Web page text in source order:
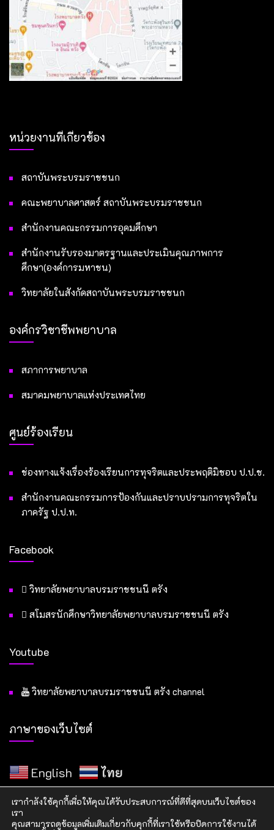
หน่วยงานที่เกี่ยวข้อง
สถาบันพระบรมราชชนก
คณะพยาบาลศาสตร์ สถาบันพระบรมราชชนก
สำนักงานคณะกรรมการอุดมศึกษา
สำนักงานรับรองมาตรฐานและประเมินคุณภาพการ
ศึกษา(องค์การมหาชน)
วิทยาลัยในสังกัดสถาบันพระบรมราชชนก
องค์กรวิชาชีพพยาบาล
สภาการพยาบาล
สมาคมพยาบาลแห่งประเทศไทย
ศูนย์ร้องเรียน
ช่องทางแจ้งเรื่องร้องเรียนการทุจริตและประพฤติมิชอบ ป.ป.ช.
สำนักงานคณะกรรมการป้องกันและปราบปรามการทุจริตใน
ภาครัฐ ป.ป.ท.
Facebook
วิทยาลัยพยาบาลบรมราชชนนี ตรัง
สโมสรนักศึกษาวิทยาลัยพยาบาลบรมราชชนนี ตรัง
Youtube
วิทยาลัยพยาบาลบรมราชชนนี ตรัง channel
ภาษาของเว็บไซต์
English ไทย
เรากำลังใช้คุกกี้เพื่อให้คุณได้รับประสบการณ์ที่ดีที่สุดบนเว็บไซต์ของ
เรา
คุณสามารถดูข้อมูลเพิ่มเติมเกี่ยวกับคุกกี้ที่เราใช้หรือปิดการใช้งานได้